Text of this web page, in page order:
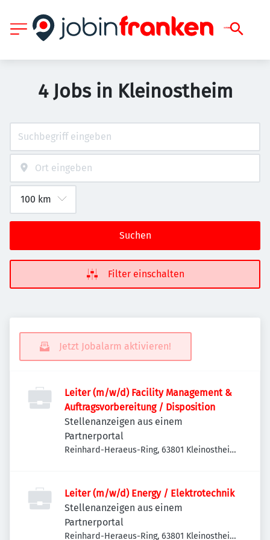
4 Jobs in Kleinostheim
Suchen
Filter einschalten
Jetzt Jobalarm aktivieren!
Leiter (m/w/d) Facility Management &
Auftragsvorbereitung / Disposition
Stellenanzeigen aus einem
Partnerportal
Reinhard-Heraeus-Ring, 63801 Kleinostheim,
Leiter (m/w/d) Energy / Elektrotechnik
Stellenanzeigen aus einem
Partnerportal
Reinhard-Heraeus-Ring, 63801 Kleinostheim,